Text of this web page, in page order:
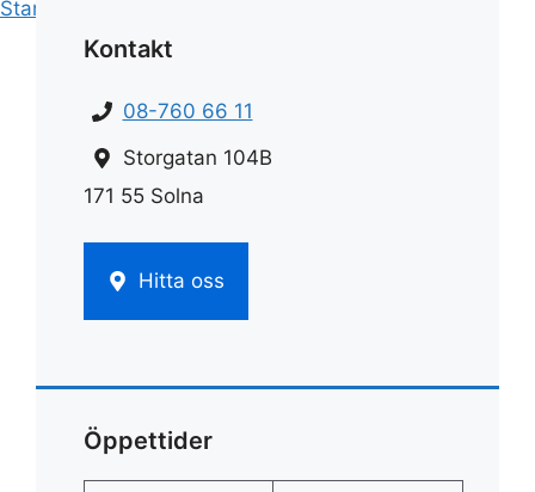
Start
Kontakt
08-760 66 11
Storgatan 104B
171 55 Solna
Hitta oss
Öppettider